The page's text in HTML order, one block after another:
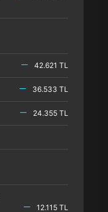
42.621 TL
36.533 TL
24.355 TL
12.115 TL